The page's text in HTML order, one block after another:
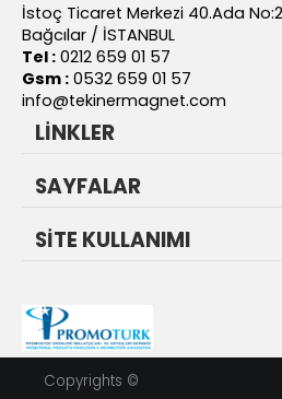
İstoç Ticaret Merkezi 40.Ada
Bağcılar / İSTANBUL
Tel : 0212 659 01 57
Gsm : 0532 659 01 57
info@tekinermagnet.com
LİNKLER
SAYFALAR
SİTE KULLANIMI
Copyrights ©